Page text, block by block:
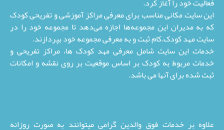
این سایت مکانی مناسب برای معرفی مراکز آموزشی و تفریحی کودک
که به مدیران این مجموعه‌ها اجازه می‌دهد تا مجموعه خود را در
سایت مهد کودک.کام ثبت و به معرفی مجموعه خود بپردازند.
خدمات این سایت شامل معرفی مهد کودک ها، مراکز تفریحی و
خدمات مربوط به کودک بر اساس موقعیت بر روی نقشه و امکانات
ثبت شده برای آنها می باشد.
علاوه بر خدمات فوق والدین گرامی میتوانند به صورت روزانه